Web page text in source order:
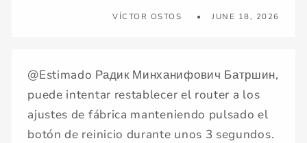
VÍCTOR OSTOS JUNE 18, 2026
@Estimado Радик Минханифович Батршин,
puede intentar restablecer el router a los
ajustes de fábrica manteniendo pulsado el
botón de reinicio durante unos 3 segundos.